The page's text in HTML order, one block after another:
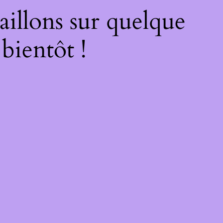
sur quelque
!